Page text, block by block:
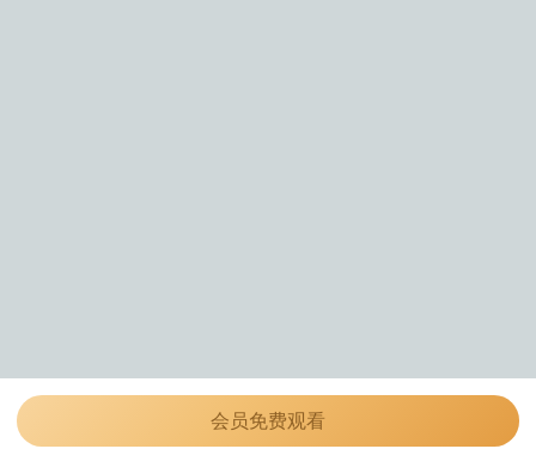
会员免费观看